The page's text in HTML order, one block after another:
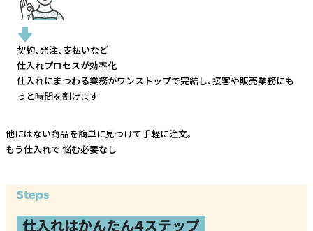
契約、発注、支払いなど
仕入れプロセスが効率化
仕入れにまつわる業務がワンストップで完結し、接客や販売業務にも
っと時間を割けます
他にはない商品を簡単に見つけて手軽に注文。
もう仕入れで 悩む必要なし
Steps
仕入れはかんたん4ステップ